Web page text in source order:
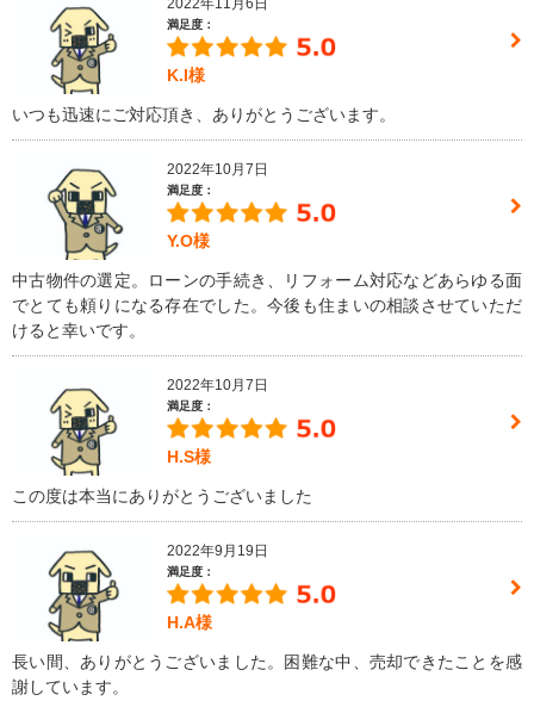
2022年11月6日
満足度：
K.I様
いつも迅速にご対応頂き、ありがとうございます。
2022年10月7日
満足度：
Y.O様
中古物件の選定。ローンの手続き、リフォーム対応などあらゆる面
でとても頼りになる存在でした。今後も住まいの相談させていただ
けると幸いです。
2022年10月7日
満足度：
H.S様
この度は本当にありがとうございました
2022年9月19日
満足度：
H.A様
長い間、ありがとうございました。困難な中、売却できたことを感
謝しています。